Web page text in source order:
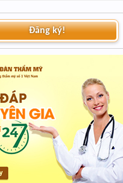
Đăng ký!